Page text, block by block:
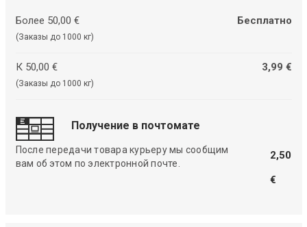
Более 50,00 €
(Заказы до 1000 кг)
Бесплатно
К 50,00 €
(Заказы до 1000 кг)
3,99 €
Получение в почтомате
После передачи товара курьеру мы сообщим
вам об этом по электронной почте.
2,50
€